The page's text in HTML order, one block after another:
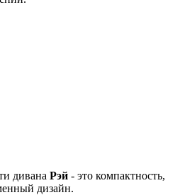
дивана Рэй - это компактность,
дизайн.